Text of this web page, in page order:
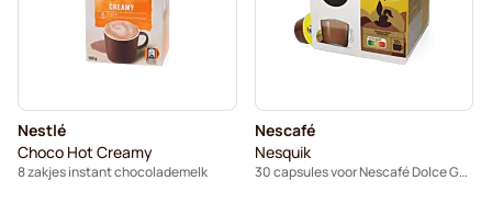
Nestlé
Choco Hot Creamy
8 zakjes instant chocolademelk
Nescafé
Nesquik
30 capsules voor Nescafé Dolce Gusto